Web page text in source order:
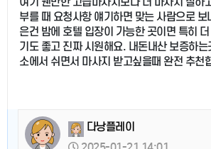
부를 때 요청사항 얘기하면 맞는 사람으로
은건 밤에 호텔 입장이 가능한 곳이면 특히
기도 좋고 진짜 시원해요. 내돈내산 보증하
소에서 쉬면서 마사지 받고싶을때 완전 추천
다낭플레이